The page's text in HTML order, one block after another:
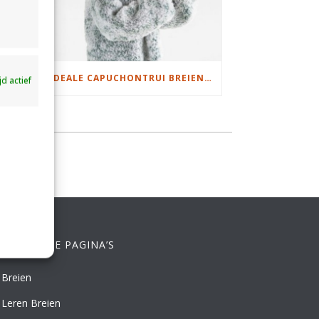
actief
DAMESJAS BREIEN VAN HEERLIJK ZACHT GAREN IDEALE CAPUCHONTRUI BREIEN VOOR THUIS OP DE BANK
PAGINA’S
Breien
Leren Breien